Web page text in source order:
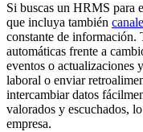
Si buscas un HRMS para
que incluya también
constante de información.
automáticas frente a
eventos o actualizaciones
laboral o enviar
intercambiar datos
valorados y escuchados,
empresa.